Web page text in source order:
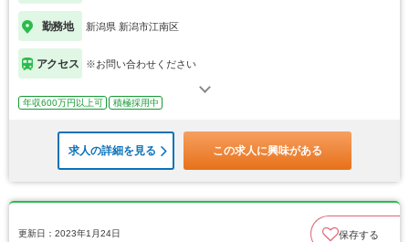
勤務地 新潟県 新潟市江南区
アクセス ※お問い合わせください
年収600万円以上可 積極採用中
求人の詳細を見る この求人に興味がある
更新日：2023年1月24日 保存する